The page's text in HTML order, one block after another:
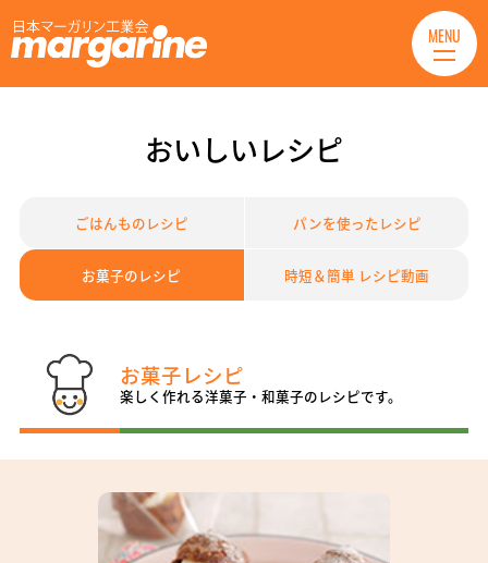
MENU
おいしいレシピ
ごはんものレシピ パンを使ったレシピ
お菓子のレシピ 時短＆簡単 レシピ動画
お菓子レシピ
楽しく作れる洋菓子・和菓子のレシピです。